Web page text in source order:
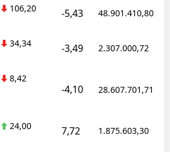
106,20 -5,43 48.901.410,80
34,34 -3,49 2.307.000,72
8,42
-4,10 28.607.701,71
24,00 7,72 1.875.603,30